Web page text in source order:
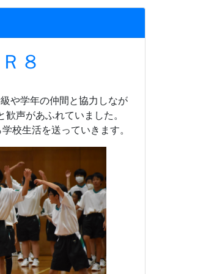
８
や学年の仲間と協力しなが
声があふれていました。
校生活を送っていきます。